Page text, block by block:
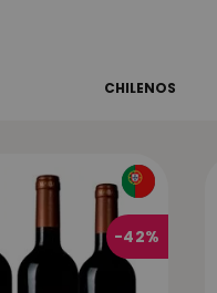
CHILENOS
-42%